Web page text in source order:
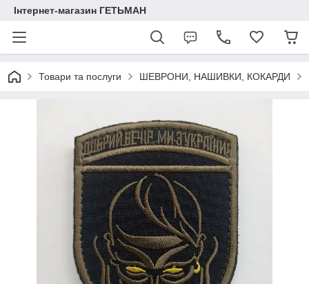
Інтернет-магазин ГЕТЬМАН
Товари та послуги ШЕВРОНИ, НАШИВКИ, КОКАРДИ